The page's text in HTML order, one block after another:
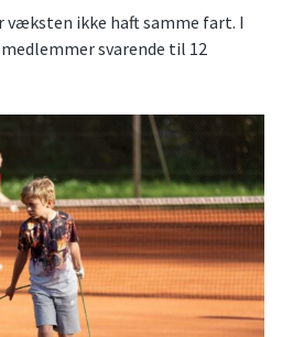
væksten ikke haft samme fart. I
svarende til 12